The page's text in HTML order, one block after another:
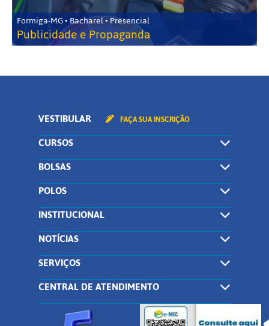
Formiga-MG • Bacharel • Presencial
Publicidade e Propaganda
VESTIBULAR FAÇA SUA INSCRIÇÃO
CURSOS
BOLSAS
POLOS
INSTITUCIONAL
NOTÍCIAS
SERVIÇOS
CENTRAL DE ATENDIMENTO